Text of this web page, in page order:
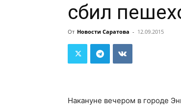
сбил
От Новости Саратова - 12.09.2015
Накануне вечером в городе